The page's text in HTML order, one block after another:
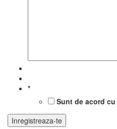
*
Sunt de acord cu